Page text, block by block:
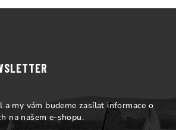
my vám budeme zasílat informace o
na našem e-shopu.